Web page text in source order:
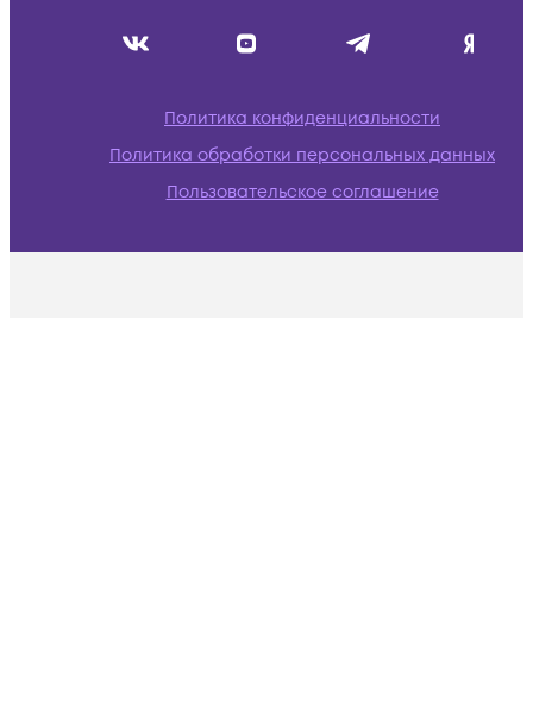
Политика конфиденциальности
Политика обработки персональных данных
Пользовательское соглашение